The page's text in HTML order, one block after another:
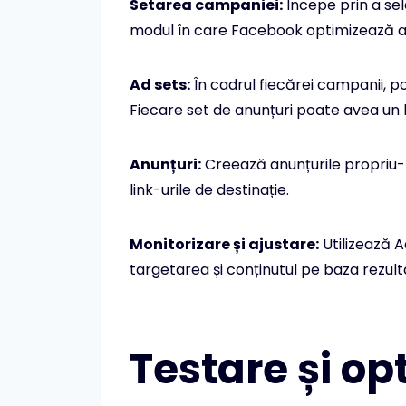
Setarea campaniei: Începe prin a
modul în care Facebook optimizează
Ad sets:În cadrul fiecărei campanii,
Fiecare set de anunțuri poate avea
Anunțuri:Creează anunțurile
link-urile de destinație.
Monitorizare și ajustare: Utilizează
targetarea și conținutul pe baza
Testare și